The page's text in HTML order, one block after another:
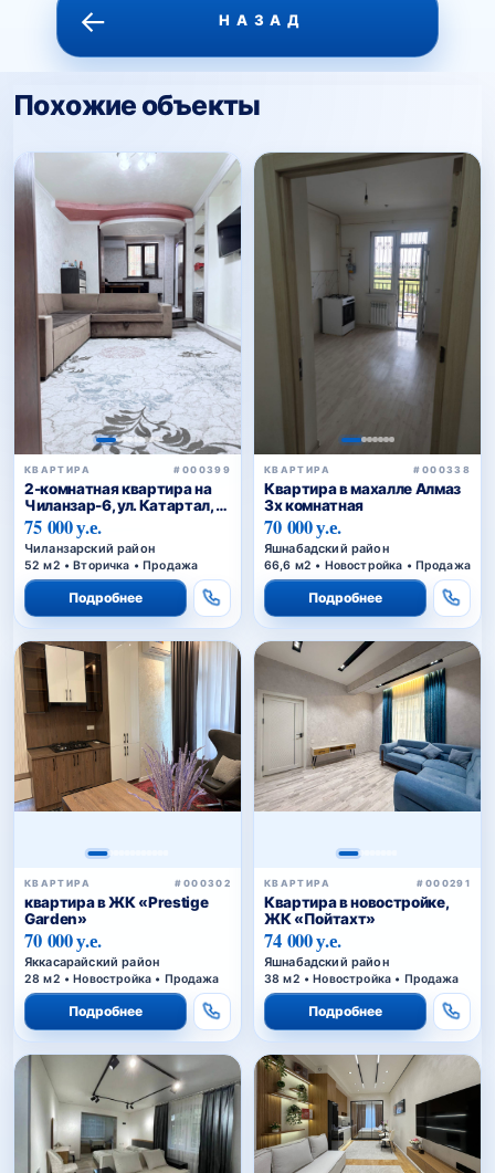
← НАЗАД
Похожие объекты
КВАРТИРА #000399
2-комнатная квартира на
Чиланзар-6, ул. Катартал, с
мебелью и техникой
75 000 у.е.
Чиланзарский район
52 м2 • Вторичка • Продажа
Подробнее
КВАРТИРА #000338
Квартира в махалле Алмаз
3х комнатная
70 000 у.е.
Яшнабадский район
66,6 м2 • Новостройка • Продажа
Подробнее
КВАРТИРА #000302
квартира в ЖК «Prestige
Garden»
70 000 у.е.
Яккасарайский район
28 м2 • Новостройка • Продажа
Подробнее
КВАРТИРА #000291
Квартира в новостройке,
ЖК «Пойтахт»
74 000 у.е.
Яшнабадский район
38 м2 • Новостройка • Продажа
Подробнее